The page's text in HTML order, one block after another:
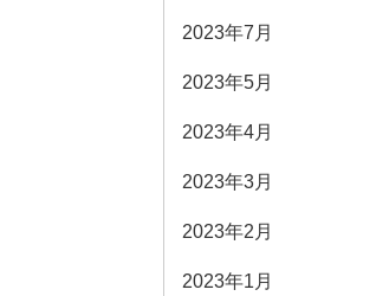
2023年7月
2023年5月
2023年4月
2023年3月
2023年2月
2023年1月